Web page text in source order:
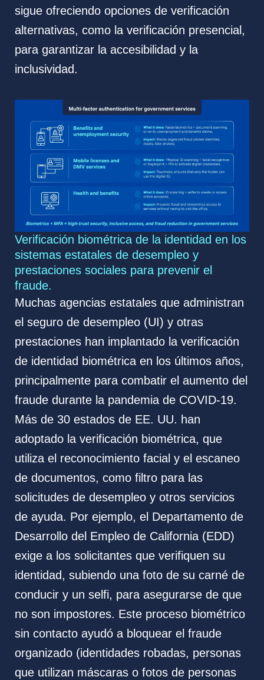
sigue ofreciendo opciones de verificación
alternativas, como la verificación presencial,
para garantizar la accesibilidad y la
inclusividad.
Verificación biométrica de la identidad en los
sistemas estatales de desempleo y
prestaciones sociales para prevenir el
fraude.
Muchas agencias estatales que administran
el seguro de desempleo (UI) y otras
prestaciones han implantado la verificación
de identidad biométrica en los últimos años,
principalmente para combatir el aumento del
fraude durante la pandemia de COVID-19.
Más de 30 estados de EE. UU. han
adoptado la verificación biométrica, que
utiliza el reconocimiento facial y el escaneo
de documentos, como filtro para las
solicitudes de desempleo y otros servicios
de ayuda. Por ejemplo, el Departamento de
Desarrollo del Empleo de California (EDD)
exige a los solicitantes que verifiquen su
identidad, subiendo una foto de su carné de
conducir y un selfi, para asegurarse de que
no son impostores. Este proceso biométrico
sin contacto ayudó a bloquear el fraude
organizado (identidades robadas, personas
que utilizan máscaras o fotos de personas